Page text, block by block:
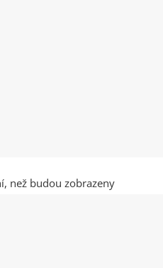
než budou zobrazeny